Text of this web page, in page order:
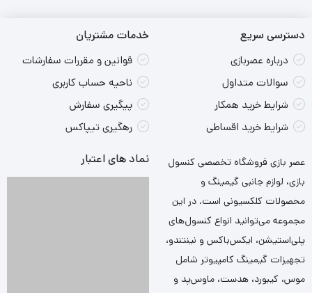
دسترسی سریع
درباره عصربازی
سوالات متداول
شرایط خرید همکار
شرایط خرید اقساطی
خدمات مشتریان
قوانین و مقررات سفارشات
ناحیه حساب کاربری
پیگیری سفارش
رهگیری تیپاکس
عصر بازی فروشگاه تخصصی کنسول
بازی، لوازم جانبی گیمینگ و
محصولات کلکسیونی است. در این
مجموعه می‌توانید انواع کنسول‌های
پلی‌استیشن، ایکس‌باکس و نینتندو،
تجهیزات گیمینگ کامپیوتر شامل
موس، کیبورد، هدست، ماوس‌پد و
نماد های اعتبار